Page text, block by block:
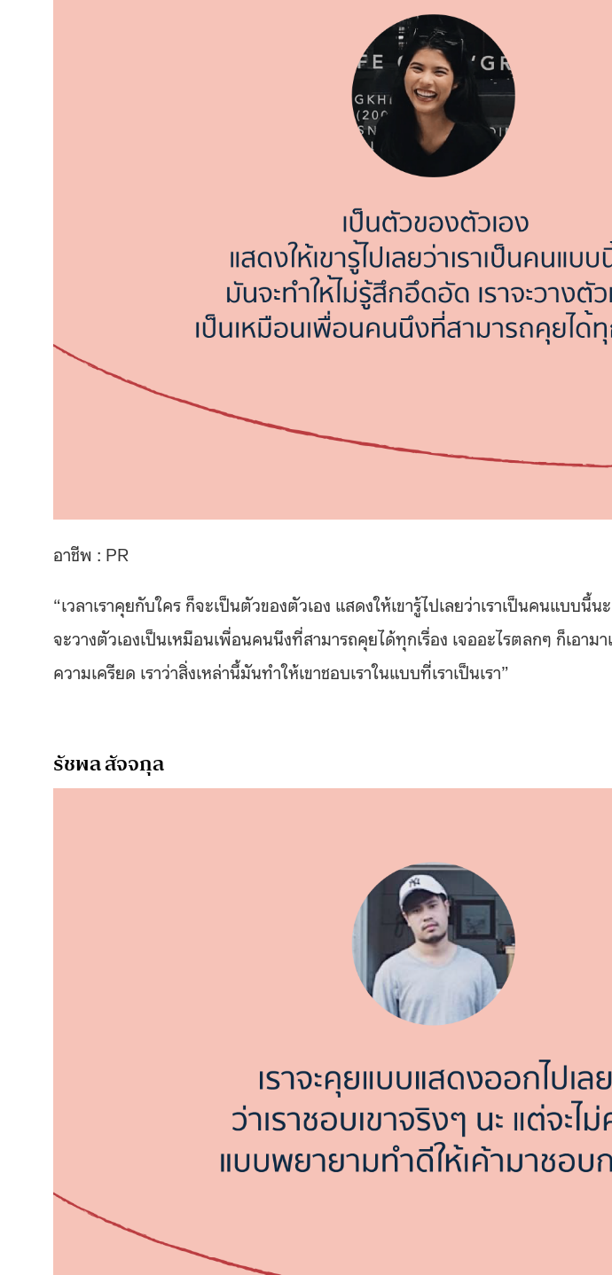
อาชีพ : PR
“เวลาเราคุยกับใคร ก็จะเป็นตัวของตัวเอง แสดงให้เขารู้ไปเลยว่าเราเป็นคนแบบนี้
จะวางตัวเองเป็นเหมือนเพื่อนคนนึงที่สามารถคุยได้ทุกเรื่อง เจออะไรตลกๆ ก็เอาม
ความเครียด เราว่าสิ่งเหล่านี้มันทำให้เขาชอบเราในแบบที่เราเป็นเรา”
รัชพล สัจจกุล